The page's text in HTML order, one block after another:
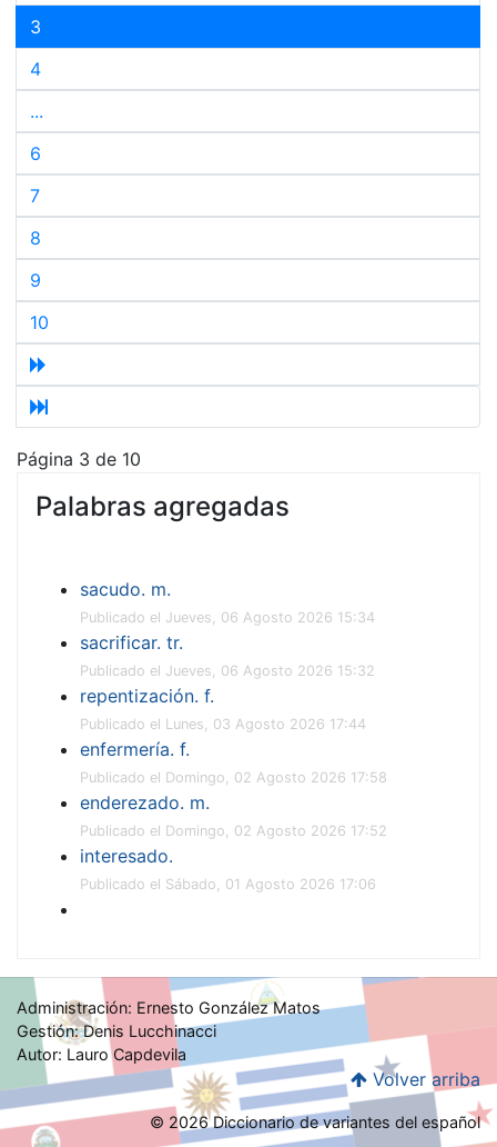
3
4
...
6
7
8
9
10
Página 3 de 10
Palabras agregadas
sacudo. m.
Publicado el Jueves, 06 Agosto 2026 15:34
sacrificar. tr.
Publicado el Jueves, 06 Agosto 2026 15:32
repentización. f.
Publicado el Lunes, 03 Agosto 2026 17:44
enfermería. f.
Publicado el Domingo, 02 Agosto 2026 17:58
enderezado. m.
Publicado el Domingo, 02 Agosto 2026 17:52
interesado.
Publicado el Sábado, 01 Agosto 2026 17:06
Administración: Ernesto González Matos
Gestión: Denis Lucchinacci
Autor: Lauro Capdevila
Volver arriba
© 2026 Diccionario de variantes del español